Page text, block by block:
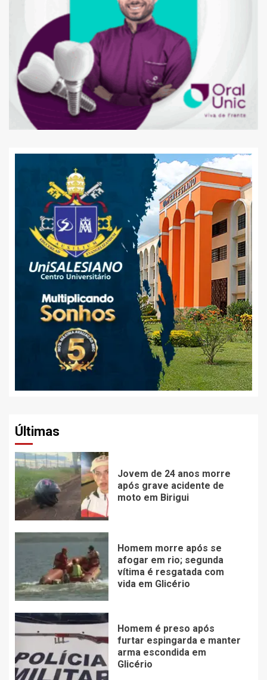
Últimas
Jovem de 24 anos morre
após grave acidente de
moto em Birigui
Homem morre após se
afogar em rio; segunda
vítima é resgatada com
vida em Glicério
Homem é preso após
furtar espingarda e manter
arma escondida em
Glicério